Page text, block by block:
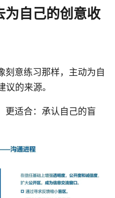
为自己的创意收
刻意练习那样，主动为自
的来源。
更适合：承认自己的盲